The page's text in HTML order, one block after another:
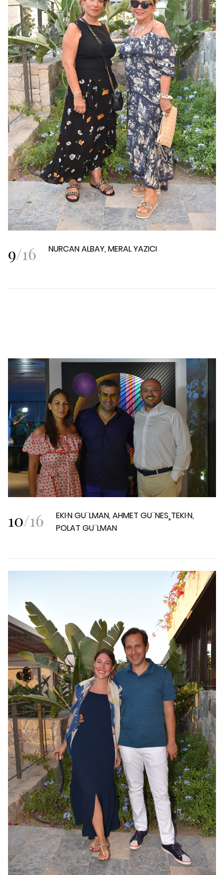
9/16 NURCAN ALBAY, MERAL YAZICI
10/16
EKI·N GU¨LMAN, AHMET GU¨NES¸TEKI·N,
POLAT GU¨LMAN